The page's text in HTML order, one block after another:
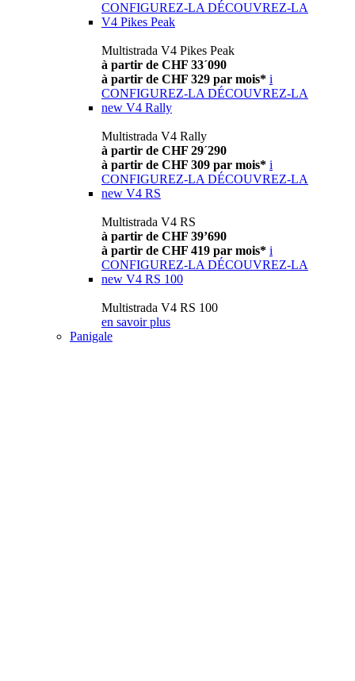
CONFIGUREZ-LA DÉCOUVREZ-LA
V4 Pikes Peak
Multistrada V4 Pikes Peak
à partir de CHF 33´090
à partir de CHF 329 par mois* i
CONFIGUREZ-LA DÉCOUVREZ-LA
new V4 Rally
Multistrada V4 Rally
à partir de CHF 29´290
à partir de CHF 309 par mois* i
CONFIGUREZ-LA DÉCOUVREZ-LA
new V4 RS
Multistrada V4 RS
à partir de CHF 39’690
à partir de CHF 419 par mois* i
CONFIGUREZ-LA DÉCOUVREZ-LA
new V4 RS 100
Multistrada V4 RS 100
en savoir plus
Panigale